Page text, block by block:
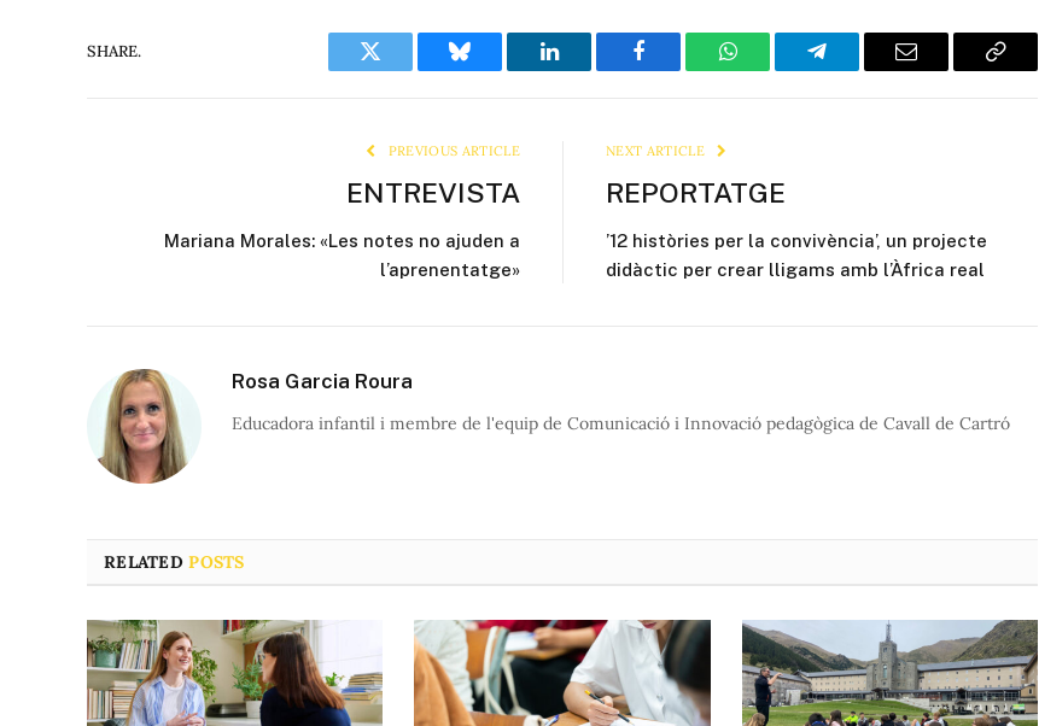
SHARE.
Twitter Bluesky LinkedIn Facebook WhatsAppTelegram Email
Copy
PREVIOUS ARTICLE
ENTREVISTA
Mariana Morales: «Les notes no ajuden a
l’aprenentatge»
NEXT ARTICLE
REPORTATGE
’12 històries per la convivència’, un projecte
didàctic per crear lligams amb l’Àfrica real
Rosa Garcia Roura
Educadora infantil i membre de l'equip de Comunicació i Innovació pedagògica de Cavall de Cartró
RELATEDPOSTS